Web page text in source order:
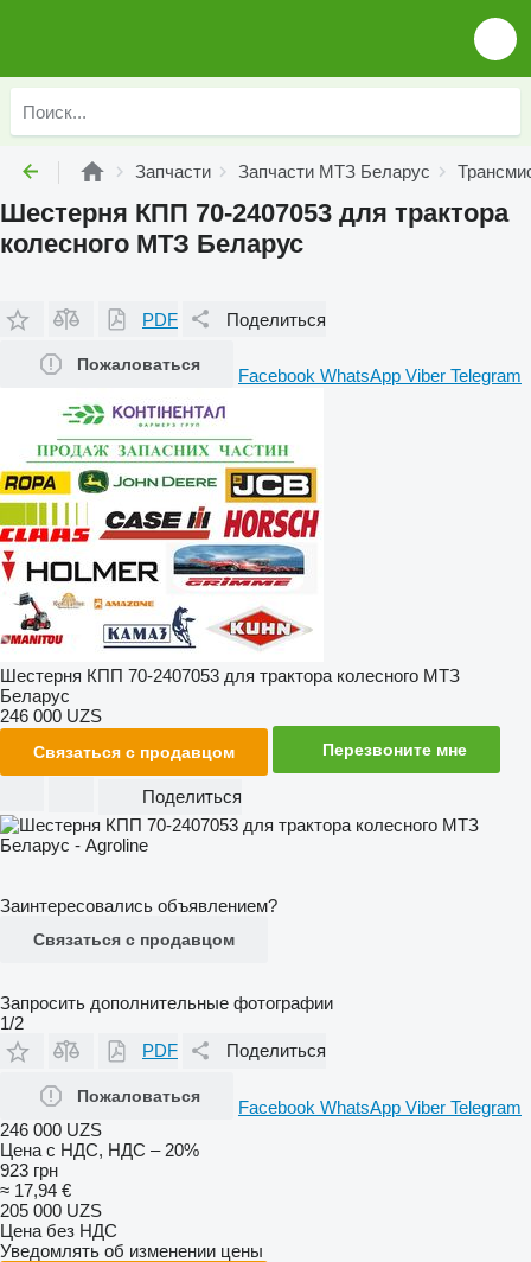
Запчасти Запчасти МТЗ Беларус
Шестерня КПП 70-2407053 для трактора
колесного МТЗ Беларус
PDF Поделиться
Пожаловаться
Facebook WhatsApp Viber Telegram
Шестерня КПП 70-2407053 для трактора колесного МТЗ
Беларус
246 000 UZS
Связаться с продавцом Перезвоните мне
Поделиться
Заинтересовались объявлением?
Связаться с продавцом
Запросить дополнительные фотографии
1/2
PDF
Поделиться
Пожаловаться
Facebook WhatsApp Viber Telegram
246 000 UZS
Цена с НДС, НДС – 20%
923 грн
≈ 17,94 €
205 000 UZS
Цена без НДС
Уведомлять об изменении цены